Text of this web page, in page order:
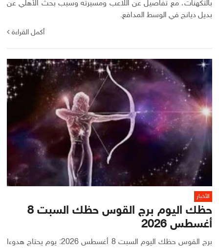
بالتكهنات، مع تفاصيل عن اللاعب ومسيرته وسبب بحث الأهلي عن
بديل ديانج في الوسط المدافع.
أكمل القراءة
الأخبار
حظك اليوم برج القوس حظك السبت 8
أغسطس 2026
برج القوس حظك اليوم السبت 8 أغسطس 2026: يوم يحتاج هدوءا